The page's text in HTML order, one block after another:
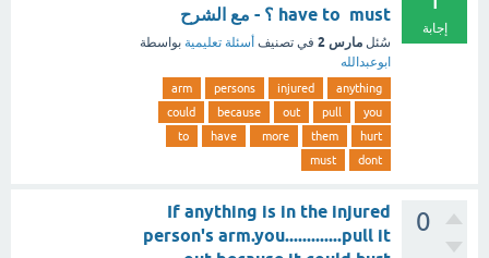
إجابة
have to must ؟ - مع الشرح
سُئل مارس 2 في تصنيف أسئلة تعليمية بواسطة
ابوعبدالله
anything
injured
persons
arm
you
pull
out
because
could
hurt
them
more
have
to
dont
must
0
If anything is in the injured
person's arm.you.............pull it